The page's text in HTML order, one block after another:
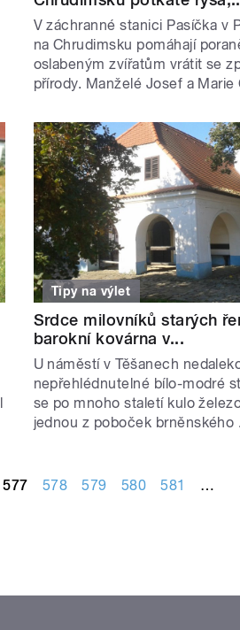
V záchranné stanici Pasíčka v
na Chrudimsku pomáhají
oslabeným zvířatům vrátit se
přírody. Manželé Josef a Marie
Tipy na výlet
Srdce milovníků starých
barokní kovárna v...
U náměstí v Těšanech
nepřehlédnutelné bílo-modré
se po mnoho staletí kulo
jednou z poboček brněnského
577 578 579 580 581 …